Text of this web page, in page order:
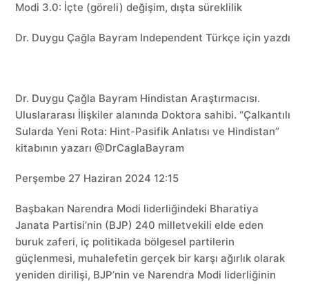
Modi 3.0: İçte (göreli) değişim, dışta süreklilik
Dr. Duygu Çağla Bayram Independent Türkçe için yazdı
Dr. Duygu Çağla Bayram Hindistan Araştırmacısı.
Uluslararası İlişkiler alanında Doktora sahibi. “Çalkantılı
Sularda Yeni Rota: Hint-Pasifik Anlatısı ve Hindistan”
kitabının yazarı @DrCaglaBayram
Perşembe 27 Haziran 2024 12:15
Başbakan Narendra Modi liderliğindeki Bharatiya
Janata Partisi’nin (BJP) 240 milletvekili elde eden
buruk zaferi, iç politikada bölgesel partilerin
güçlenmesi, muhalefetin gerçek bir karşı ağırlık olarak
yeniden dirilişi, BJP’nin ve Narendra Modi liderliğinin